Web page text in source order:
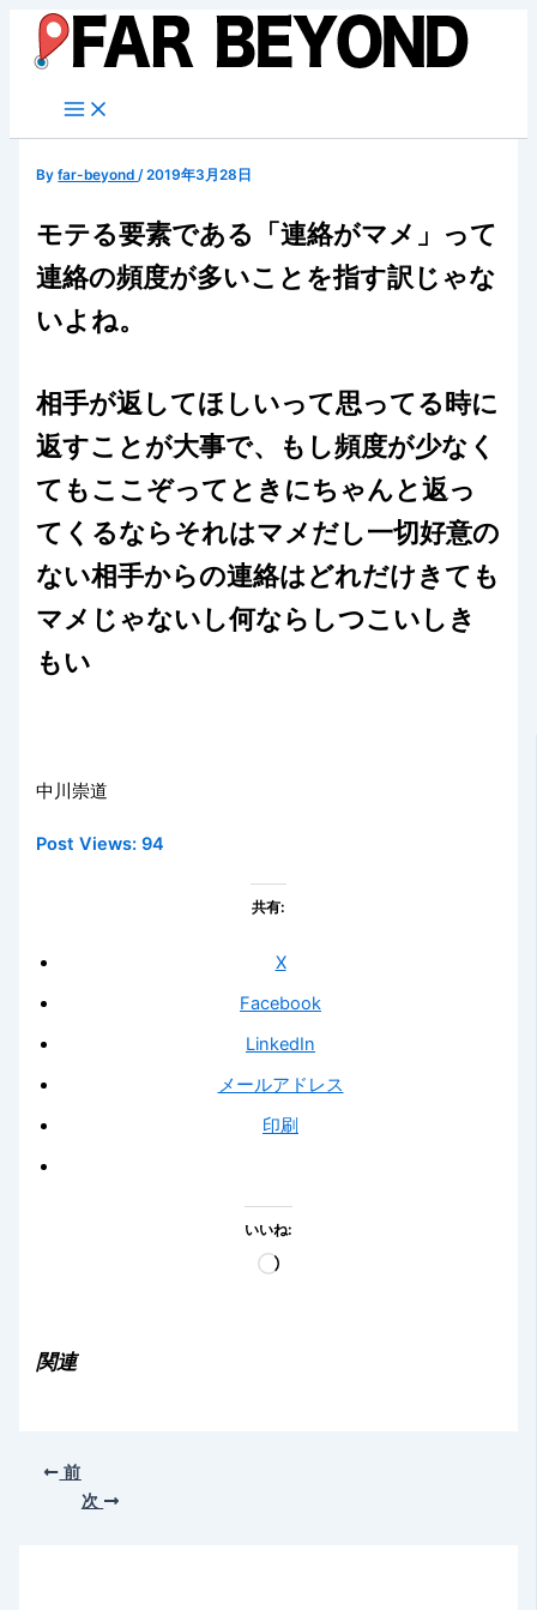
キ
Byfar-beyond/2019年3月28日
モテる要素である「連絡がマメ」って
連絡の頻度が多いことを指す訳じゃな
いよね。
相手が返してほしいって思ってる時に
返すことが大事で、もし頻度が少なく
てもここぞってときにちゃんと返っ
てくるならそれはマメだし一切好意の
ない相手からの連絡はどれだけきても
マメじゃないし何ならしつこいしき
もい
中川崇道
Post Views: 94
共有:
X
Facebook
LinkedIn
メールアドレス
印刷
いいね:
読
関連
前
次